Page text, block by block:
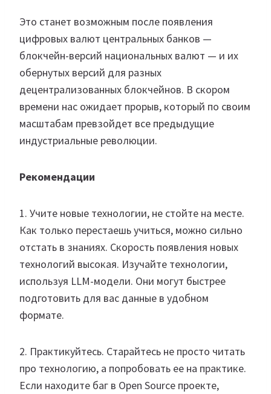
Это станет возможным после появления
цифровых валют центральных банков —
блокчейн-версий национальных валют — и их
обернутых версий для разных
децентрализованных блокчейнов. В скором
времени нас ожидает прорыв, который по своим
масштабам превзойдет все предыдущие
индустриальные революции.
Рекомендации
1. Учите новые технологии, не стойте на месте.
Как только перестаешь учиться, можно сильно
отстать в знаниях. Скорость появления новых
технологий высокая. Изучайте технологии,
используя LLM-модели. Они могут быстрее
подготовить для вас данные в удобном
формате.
2. Практикуйтесь. Старайтесь не просто читать
про технологию, а попробовать ее на практике.
Если находите баг в Open Source проекте,